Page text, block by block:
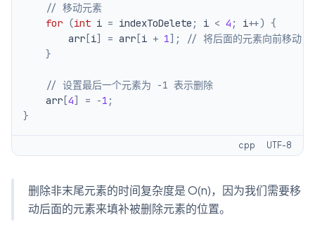
// 移动元素
for (int i = indexToDelete ; i < 4 ; i++) {
        arr
[i] = arr [i + 1] ;
// 将后面的元素向前移动
}
// 设置最后一个元素为 -1 表示删除
    arr
[4] = -1 ;
}
cpp UTF-8
删除非末尾元素的时间复杂度是 O(n)，因为我们需要移
动后面的元素来填补被删除元素的位置。